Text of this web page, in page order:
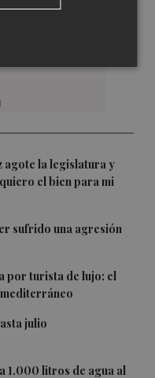
agote la legislatura y
el bien para mi
sufrido una agresión
por turista de lujo: el
julio
1.000 litros de agua al